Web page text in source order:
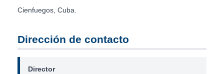
Cienfuegos, Cuba.
Dirección de contacto
Director